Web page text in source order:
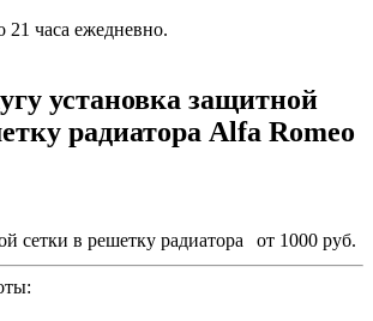
часа ежедневно.
установка защитной
радиатора Alfa Romeo
сетки в решетку радиатора от 1000 руб.